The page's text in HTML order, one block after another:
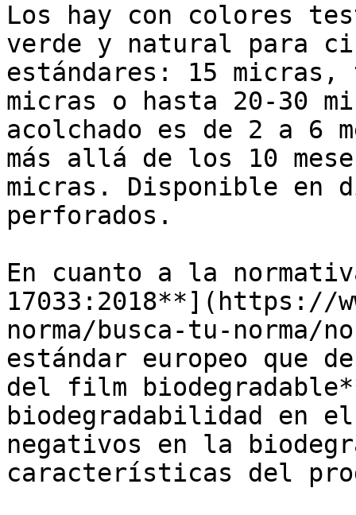
Los hay con colores
verde y natural para
estándares: 15 micras,
micras o hasta 20-30
acolchado es de 2 a 6
más allá de los 10
micras. Disponible en
perforados.
En cuanto a la
17033:2018**](https://
norma/busca-tu-norma/
estándar europeo que
del film
biodegradabilidad en
negativos en la
características del